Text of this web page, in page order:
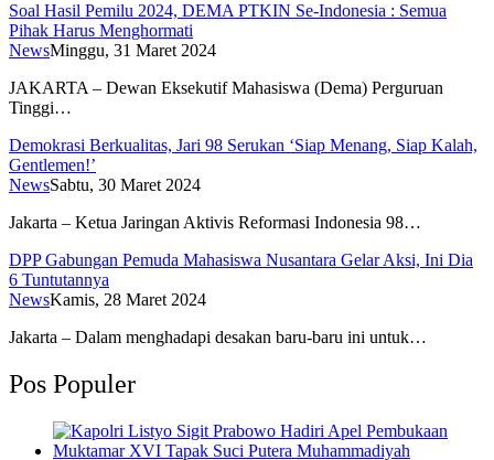
Soal Hasil Pemilu 2024, DEMA PTKIN Se-Indonesia : Semua
Pihak Harus Menghormati
NewsMinggu, 31 Maret 2024
JAKARTA – Dewan Eksekutif Mahasiswa (Dema) Perguruan
Tinggi…
Demokrasi Berkualitas, Jari 98 Serukan ‘Siap Menang, Siap Kalah,
Gentlemen!’
NewsSabtu, 30 Maret 2024
Jakarta – Ketua Jaringan Aktivis Reformasi Indonesia 98…
DPP Gabungan Pemuda Mahasiswa Nusantara Gelar Aksi, Ini Dia
6 Tuntutannya
NewsKamis, 28 Maret 2024
Jakarta – Dalam menghadapi desakan baru-baru ini untuk…
Pos Populer